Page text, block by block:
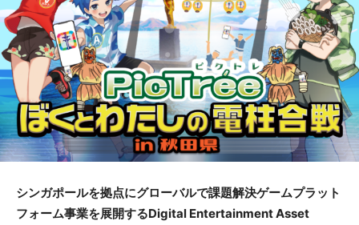
シンガポールを拠点にグローバルで課題解決ゲームプラット
フォーム事業を展開するDigital Entertainment Asset